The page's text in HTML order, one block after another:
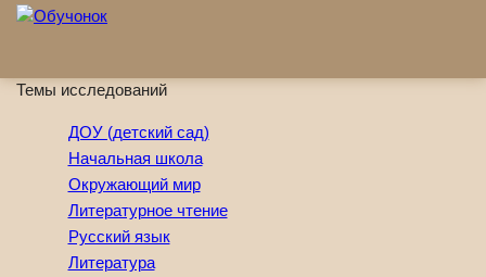
Перейти к основному содержанию
Темы исследований
ДОУ (детский сад)
Начальная школа
Окружающий мир
Литературное чтение
Русский язык
Литература